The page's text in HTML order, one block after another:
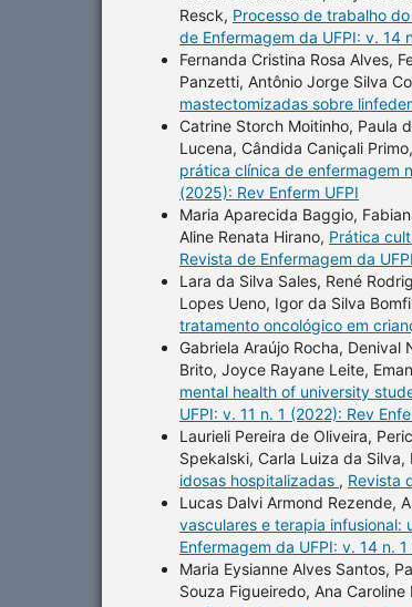
Resck, Processo de trabalho
de Enfermagem da UFPI: v. 14
Fernanda Cristina Rosa Alves,
Panzetti, Antônio Jorge Silva
mastectomizadas sobre
Catrine Storch Moitinho, Paula
Lucena, Cândida Caniçali
prática clínica de enfermagem
(2025): Rev Enferm UFPI
Maria Aparecida Baggio,
Aline Renata Hirano, Prática
Revista de Enfermagem da
Lara da Silva Sales, René
Lopes Ueno, Igor da Silva
tratamento oncológico em
Gabriela Araújo Rocha, Denival
Brito, Joyce Rayane Leite,
mental health of university
UFPI: v. 11 n. 1 (2022): Rev
Laurieli Pereira de Oliveira,
Spekalski, Carla Luiza da Silva,
idosas hospitalizadas , Revista
Lucas Dalvi Armond Rezende,
vasculares e terapia infusional:
Enfermagem da UFPI: v. 14 n.
Maria Eysianne Alves Santos,
Souza Figueiredo, Ana